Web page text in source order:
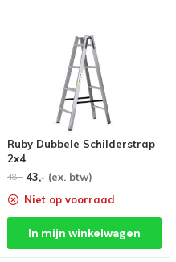
Ruby Dubbele Schilderstrap
2x4
48,- 43,- (ex. btw)
Niet op voorraad
In mijn winkelwagen